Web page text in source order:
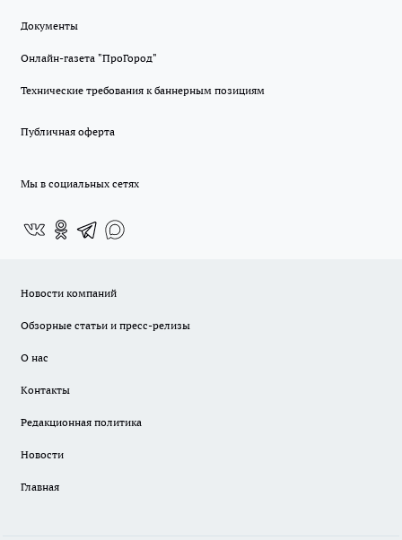
Документы
Онлайн-газета "ПроГород"
Технические требования к баннерным позициям
Публичная оферта
Мы в социальных сетях
Новости компаний
Обзорные статьи и пресс-релизы
О нас
Контакты
Редакционная политика
Новости
Главная